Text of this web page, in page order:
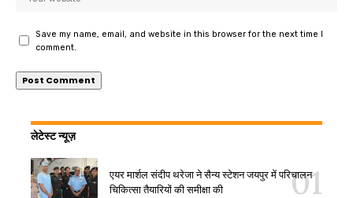
Save my name, email, and website in this browser for the next time I
comment.
लेटेस्ट न्यूज़
एयर मार्शल संदीप थरेजा ने सैन्य स्टेशन जयपुर में परिचालन
चिकित्सा तैयारियों की समीक्षा की